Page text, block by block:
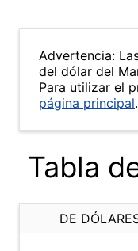
Advertencia:
del dólar del
Para utilizar el
página principal.
Tabla
DE